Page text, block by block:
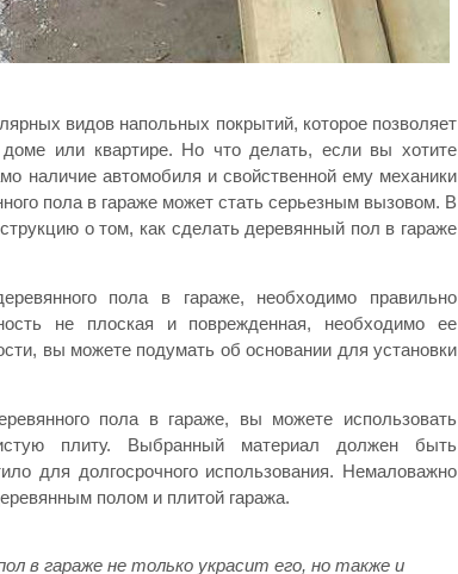
видов напольных покрытий, которое позволяет
или квартире. Но что делать, если вы хотите
наличие автомобиля и свойственной ему механики
пола в гараже может стать серьезным вызовом. В
о том, как сделать деревянный пол в гараже
пола в гараже, необходимо правильно
не плоская и поврежденная, необходимо ее
вы можете подумать об основании для установки
пола в гараже, вы можете использовать
плиту. Выбранный материал должен быть
для долгосрочного использования. Немаловажно
полом и плитой гаража.
в гараже не только украсит его, но также и